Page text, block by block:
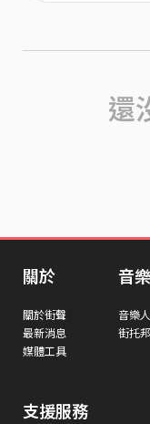
還
關於
關於街聲
最新消息
媒體工具
音
音樂
街托邦
支援服務